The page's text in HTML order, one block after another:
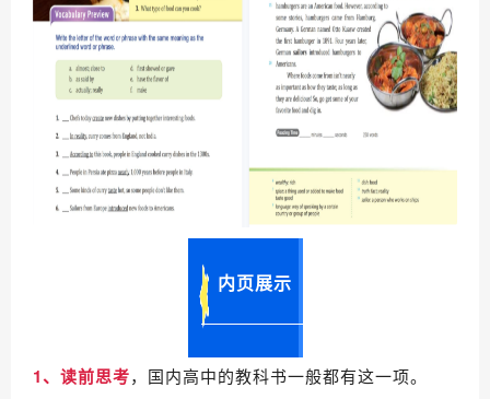
内页展示
1、读前思考，国内高中的教科书一般都有这一项。